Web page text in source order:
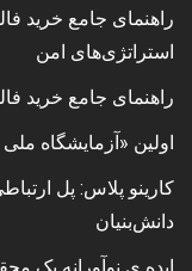
راهنمای جامع خرید
استراتژی‌های امن
راهنمای جامع خرید
اولین «آزمایشگاه
کارینو پلاس: پل
دانش‌بنیان